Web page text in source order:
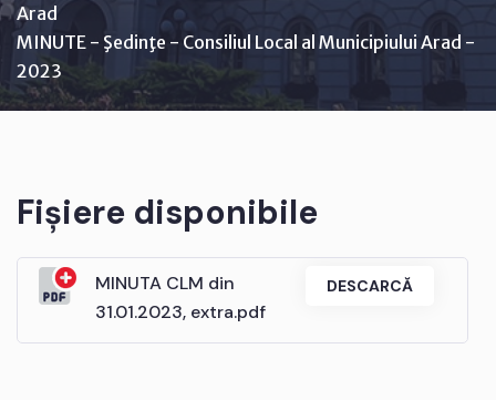
Arad
MINUTE - Şedinţe - Consiliul Local al Municipiului Arad -
2023
Fișiere disponibile
MINUTA CLM din
31.01.2023, extra.pdf
DESCARCĂ